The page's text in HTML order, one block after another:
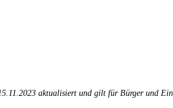
aktualisiert und gilt für Bürger und